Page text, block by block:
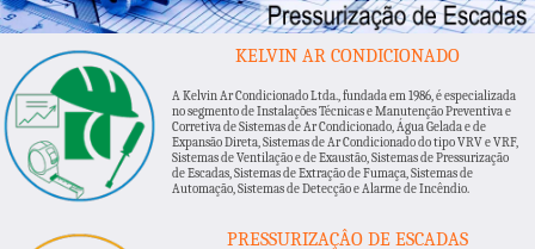
KELVIN AR CONDICIONADO
A Kelvin Ar Condicionado Ltda., fundada em 1986, é especializada
no segmento de Instalações Técnicas e Manutenção Preventiva e
Corretiva de Sistemas de Ar Condicionado, Água Gelada e de
Expansão Direta, Sistemas de Ar Condicionado do tipo VRV e VRF,
Sistemas de Ventilação e de Exaustão, Sistemas de Pressurização
de Escadas, Sistemas de Extração de Fumaça, Sistemas de
Automação, Sistemas de Detecção e Alarme de Incêndio.
PRESSURIZAÇÂO DE ESCADAS